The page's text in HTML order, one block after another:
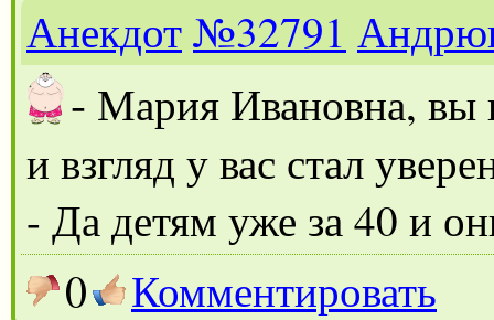
Анекдот№32791
- Мария Ивановна, вы
и взгляд у вас стал
- Да детям уже за 40 и
0
Комментировать